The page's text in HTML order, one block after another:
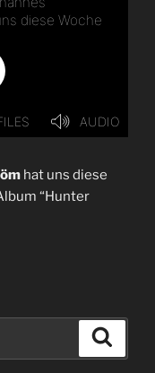
hat uns diese
“Hunter